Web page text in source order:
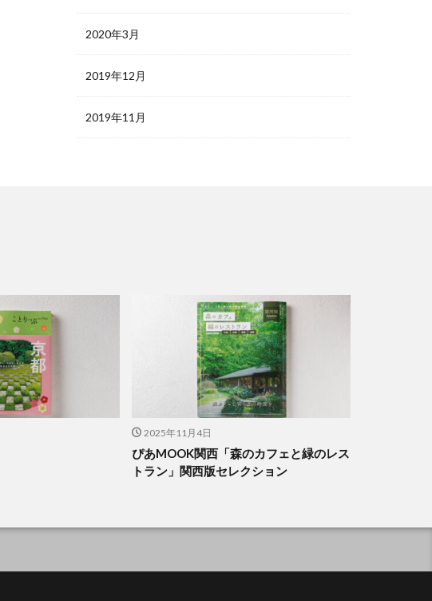
2020年3月
2019年12月
2019年11月
2025年11月4日
ぴあMOOK関西「森のカフェと緑のレス
トラン」関西版セレクション